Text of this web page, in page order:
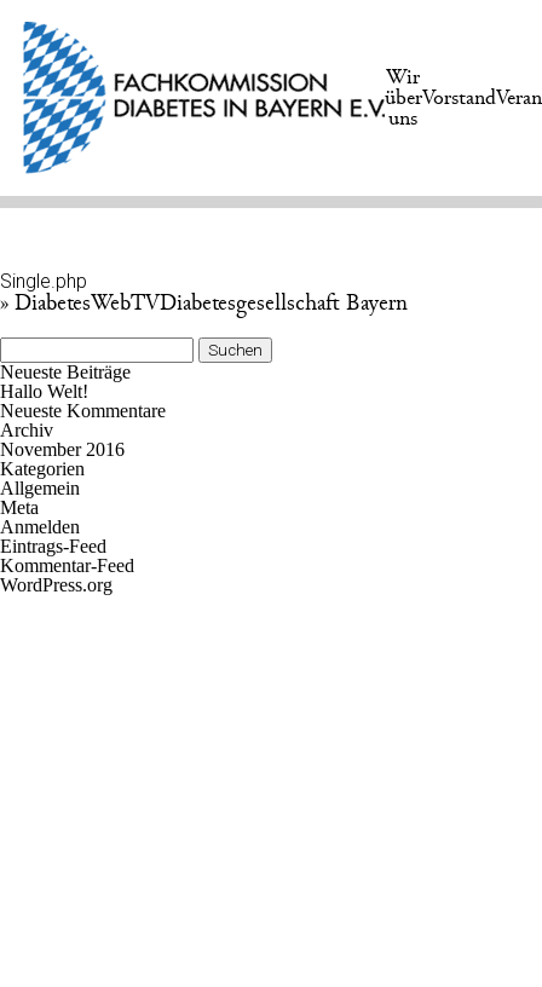
Wir
über
uns
Vorstand
Single.php
» DiabetesWebTVDiabetesgesellschaft Bayern
Suchen
nach:
Neueste Beiträge
Hallo Welt!
Neueste Kommentare
Archiv
November 2016
Kategorien
Allgemein
Meta
Anmelden
Eintrags-Feed
Kommentar-Feed
WordPress.org